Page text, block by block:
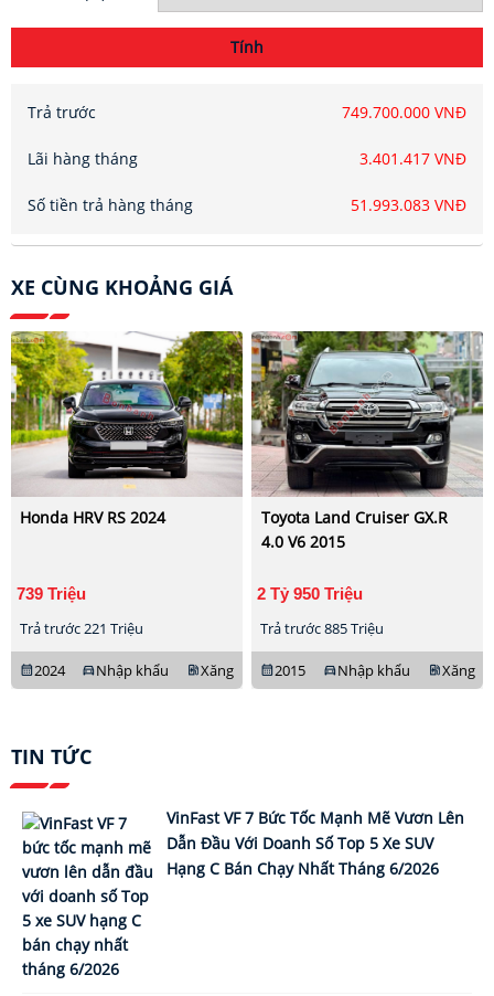
Tính
Trả trước 749.700.000 VNĐ
Lãi hàng tháng 3.401.417 VNĐ
Số tiền trả hàng tháng 51.993.083 VNĐ
XE CÙNG KHOẢNG GIÁ
Honda HRV RS 2024
739 Triệu
Trả trước 221 Triệu
calendar_month2024 directions_carNhập khẩu ev_stationXăng
Toyota Land Cruiser GX.R
4.0 V6 2015
2 Tỷ 950 Triệu
Trả trước 885 Triệu
calendar_month2015 directions_carNhập khẩu ev_stationXăng
TIN TỨC
VinFast VF 7 Bức Tốc Mạnh Mẽ Vươn Lên
Dẫn Đầu Với Doanh Số Top 5 Xe SUV
Hạng C Bán Chạy Nhất Tháng 6/2026